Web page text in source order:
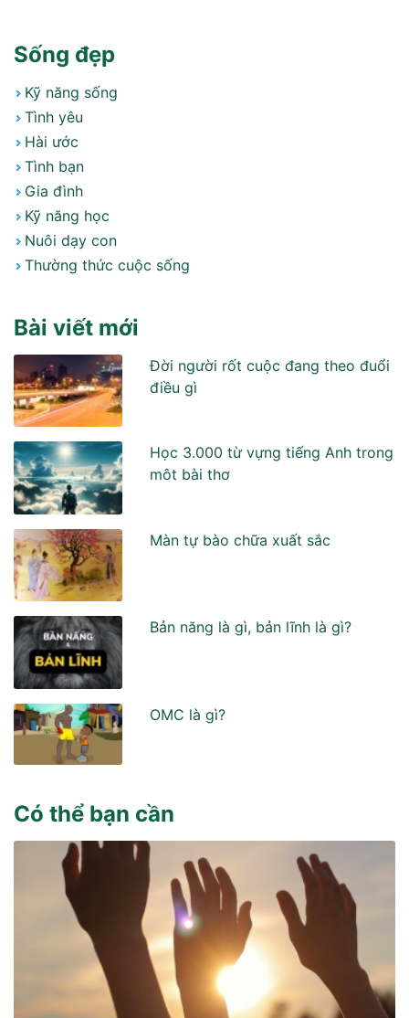
Sống đẹp
Kỹ năng sống
Tình yêu
Hài ước
Tình bạn
Gia đình
Kỹ năng học
Nuôi dạy con
Thường thức cuộc sống
Bài viết mới
Đời người rốt cuộc đang theo đuổi
điều gì
Học 3.000 từ vựng tiếng Anh trong
môt bài thơ
Màn tự bào chữa xuất sắc
Bản năng là gì, bản lĩnh là gì?
OMC là gì?
Có thể bạn cần